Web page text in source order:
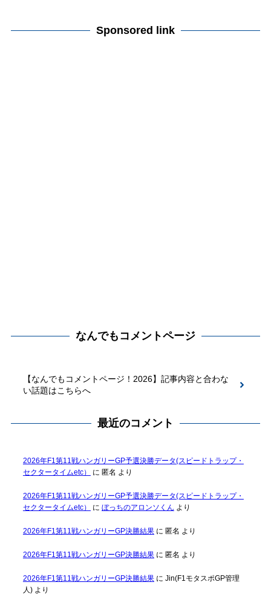
Sponsored link
なんでもコメントページ
【なんでもコメントページ！2026】記事内容と合わな
い話題はこちらへ
最近のコメント
2026年F1第11戦ハンガリーGP予選決勝データ(スピードトラップ・
セクタータイムetc）
に 匿名 より
2026年F1第11戦ハンガリーGP予選決勝データ(スピードトラップ・
セクタータイムetc）
に ぼっちのアロンソくん より
2026年F1第11戦ハンガリーGP決勝結果に 匿名 より
2026年F1第11戦ハンガリーGP決勝結果に 匿名 より
2026年F1第11戦ハンガリーGP決勝結果に Jin(F1モタスポGP管理
人)より